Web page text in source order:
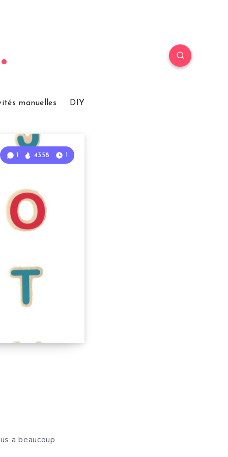
manuelles DIY
1 4358 1
a beaucoup